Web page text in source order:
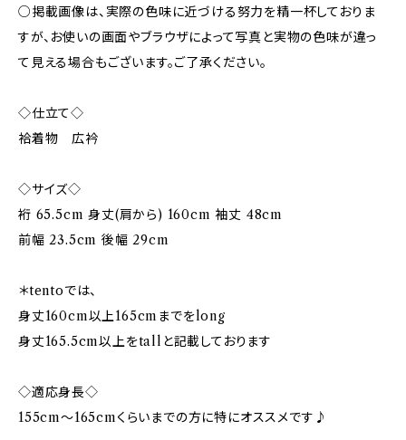
○掲載画像は、実際の色味に近づける努力を精一杯しておりま
すが、お使いの画面やブラウザによって写真と実物の色味が違っ
て見える場合もございます。ご了承ください。
◇仕立て◇
袷着物 広衿
◇サイズ◇
裄 65.5cm 身丈(肩から) 160cm 袖丈 48cm
前幅 23.5cm 後幅 29cm
＊tentoでは、
身丈160cm以上165cmまでをlong
身丈165.5cm以上をtallと記載しております
◇適応身長◇
155cm～165cmくらいまでの方に特にオススメです♪